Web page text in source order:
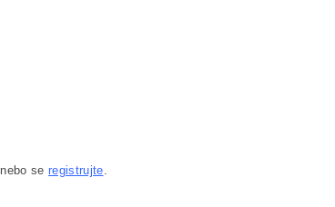
nebo seregistrujte